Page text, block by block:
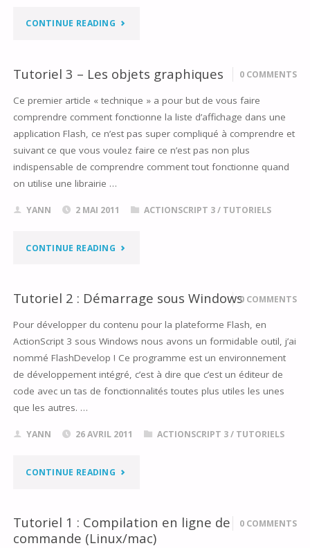
CONTINUE READING "TUTORIEL
–
STRUCTURE
DE
BASE
D’UNE
APPLICATION
FLASH"
Tutoriel 3 – Les objets graphiques 0 COMMENTS
Ce premier article « technique » a pour but de vous faire
comprendre comment fonctionne la liste d’affichage dans une
application Flash, ce n’est pas super compliqué à comprendre et
suivant ce que vous voulez faire ce n’est pas non plus
indispensable de comprendre comment tout fonctionne quand
on utilise une librairie …
YANN 2 MAI 2011 ACTIONSCRIPT 3/ TUTORIELS
CONTINUE READING "TUTORIEL
–
LES
OBJETS
GRAPHIQUES"
Tutoriel 2 : Démarrage sous Windows0 COMMENTS
Pour développer du contenu pour la plateforme Flash, en
ActionScript 3 sous Windows nous avons un formidable outil, j’ai
nommé FlashDevelop ! Ce programme est un environnement
de développement intégré, c’est à dire que c’est un éditeur de
code avec un tas de fonctionnalités toutes plus utiles les unes
que les autres. …
YANN 26 AVRIL 2011 ACTIONSCRIPT 3/ TUTORIELS
CONTINUE READING "TUTORIEL
:
Tutoriel 1 : Compilation en ligne de
commande (Linux/mac)
0 COMMENTS